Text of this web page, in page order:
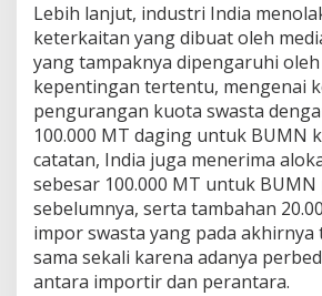
Lebih lanjut, industri India
keterkaitan yang dibuat oleh
yang tampaknya dipengaruhi
kepentingan tertentu, mengenai
pengurangan kuota swasta
100.000 MT daging untuk BUMN
catatan, India juga menerima
sebesar 100.000 MT untuk
sebelumnya, serta tambahan
impor swasta yang pada
sama sekali karena adanya
antara importir dan perantara.